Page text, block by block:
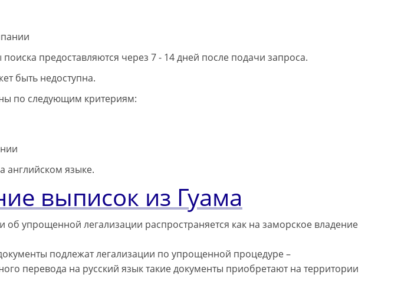
предоставляются через 7 - 14 дней после подачи запроса.
быть недоступна.
по следующим критериям:
английском языке.
выписок из Гуама
об упрощенной легализации распространяется как на заморское владение
подлежат легализации по упрощенной процедуре –
перевода на русский язык такие документы приобретают на территории